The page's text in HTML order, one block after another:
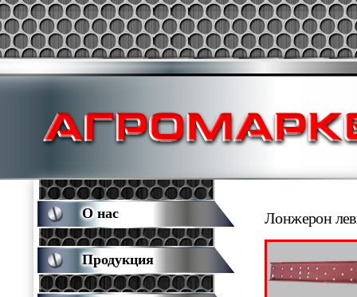
Лонжерон
О нас
Продукция